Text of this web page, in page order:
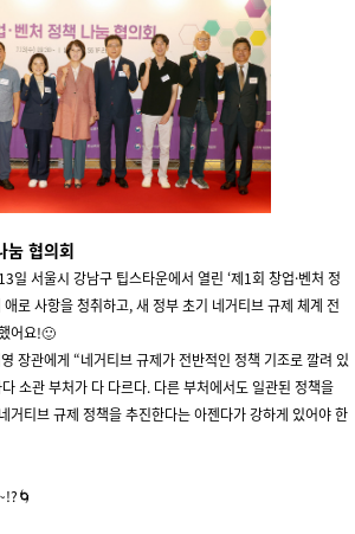
눔 협의회
일 서울시 강남구 팁스타운에서 열린 ‘제1회 창업·벤처 정
로 사항을 청취하고, 새 정부 초기 네거티브 규제 체계 전
어요!🙂
장관에게 “네거티브 규제가 전반적인 정책 기조로 깔려 있
소관 부처가 다 다르다. 다른 부처에서도 일관된 정책을
거티브 규제 정책을 추진한다는 아젠다가 강하게 있어야 한